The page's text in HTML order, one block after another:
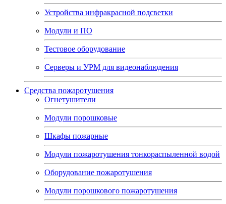
Устройства инфракрасной подсветки
Модули и ПО
Тестовое оборудование
Серверы и УРМ для видеонаблюдения
Средства пожаротушения
Огнетушители
Модули порошковые
Шкафы пожарные
Модули пожаротушения тонкораспыленной водой
Оборудование пожаротушения
Модули порошкового пожаротушения